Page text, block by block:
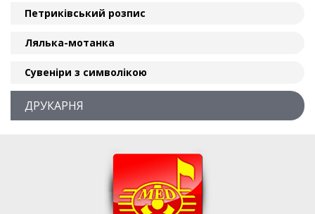
Петриківський розпис
Лялька-мотанка
Сувеніри з символікою
ДРУКАРНЯ